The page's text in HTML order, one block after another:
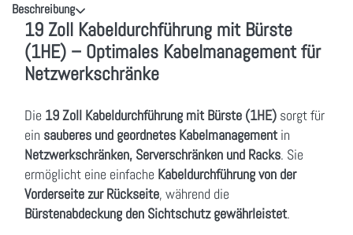
Beschreibung
19 Zoll Kabeldurchführung mit Bürste
(1HE) – Optimales Kabelmanagement für
Netzwerkschränke
Die 19 Zoll Kabeldurchführung mit Bürste (1HE) sorgt für
ein sauberes und geordnetes Kabelmanagement in
Netzwerkschränken, Serverschränken und Racks. Sie
ermöglicht eine einfache Kabeldurchführung von der
Vorderseite zur Rückseite, während die
Bürstenabdeckung den Sichtschutz gewährleistet.